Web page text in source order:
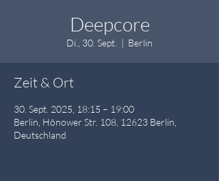
Deepcore
Di., 30. Sept.
  |
Berlin
Zeit & Ort
30. Sept. 2025, 18:15 – 19:00
Berlin, Hönower Str. 108, 12623 Berlin,
Deutschland